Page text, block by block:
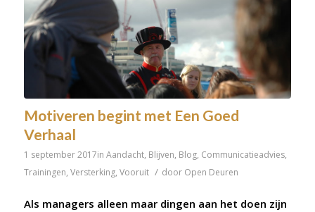
Motiveren begint met Een Goed
Verhaal
1 september 2017in Aandacht, Blijven, Blog, Communicatieadvies,
Trainingen, Versterking, Vooruit / door Open Deuren
Als managers alleen maar dingen aan het doen zijn